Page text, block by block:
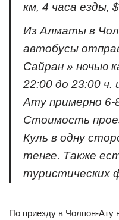
км, 4 часа езды,
Из Алматы в
автобусы
Сайран » ночью
22:00 до 23:00 ч.
Ату примерно 6-
Стоимость
Куль в одну
тенге. Также
туристических
По приезду в Чолпон-Ату